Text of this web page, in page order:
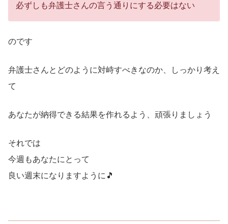
必ずしも弁護士さんの言う通りにする必要はない
のです
弁護士さんとどのように対峙すべきなのか、しっかり考え
て
あなたが納得できる結果を作れるよう、頑張りましょう
それでは
今週もあなたにとって
良い週末になりますように🎵